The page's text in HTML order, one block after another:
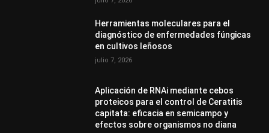
Herramientas moleculares para el
diagnóstico de enfermedades fúngicas
en cultivos leñosos
julio 7, 2026
Aplicación de RNAi mediante cebos
proteicos para el control de Ceratitis
capitata: eficacia en semicampo y
efectos sobre organismos no diana